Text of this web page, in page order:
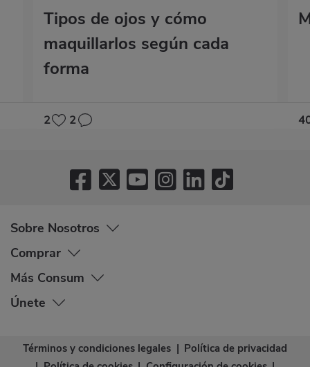
Tipos de ojos y cómo
maquillarlos según cada
forma
2 2
Sobre Nosotros
Comprar
Más Consum
Únete
Términos y condiciones legales | Política de privacidad